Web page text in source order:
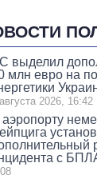
выделил
млн евро на
2026, 16:42
аэропорту
с